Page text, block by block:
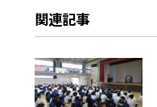
関連記事